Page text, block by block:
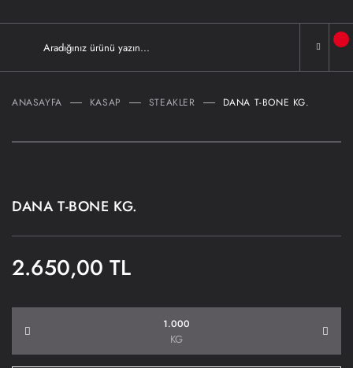
ANASAYFA KASAP STEAKLER DANA T-BONE KG.
DANA T-BONE KG.
2.650,00 TL
KG